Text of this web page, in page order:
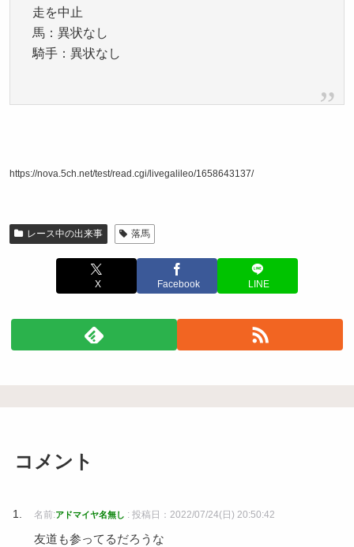
走を中止
馬：異状なし
騎手：異状なし
https://nova.5ch.net/test/read.cgi/livegalileo/1658643137/
レース中の出来事 落馬
X Facebook LINE
コメント
名前:アドマイヤ名無し : 投稿日：2022/07/24(日) 20:50:42
友道も参ってるだろうな